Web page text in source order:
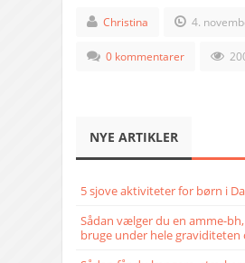
Christina 4.
0 kommentarer
NYE ARTIKLER
5 sjove aktiviteter for børn i
Sådan vælger du en amme-
bruge under hele graviditeten